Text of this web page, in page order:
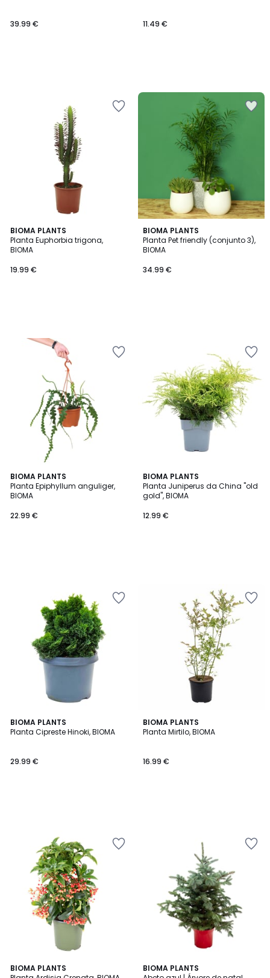
39.99 € 11.49 €
BIOMA PLANTS
Planta Euphorbia trigona,
BIOMA
19.99 €
BIOMA PLANTS
Planta Pet friendly (conjunto 3),
BIOMA
34.99 €
BIOMA PLANTS
Planta Epiphyllum anguliger,
BIOMA
22.99 €
BIOMA PLANTS
Planta Juniperus da China "old
gold", BIOMA
12.99 €
BIOMA PLANTS
Planta Cipreste Hinoki, BIOMA
29.99 €
BIOMA PLANTS
Planta Mirtilo, BIOMA
16.99 €
BIOMA PLANTS
BIOMA PLANTS